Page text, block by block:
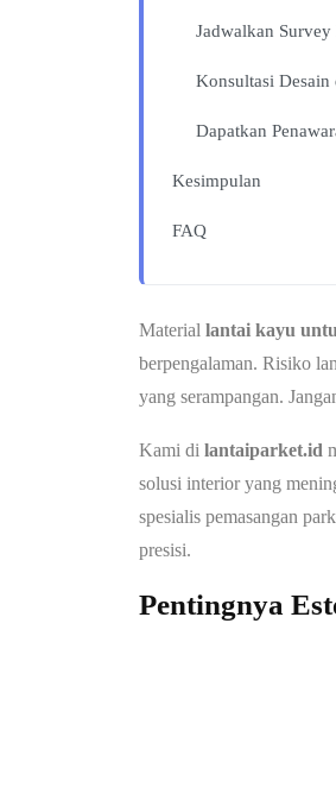
Jadwalkan
Konsultasi Desain
Dapatkan
Kesimpulan
FAQ
Material lantai kayu
berpengalaman. Risiko
yang serampangan.
Kami di lantaiparket.id
solusi interior yang
spesialis pemasangan
presisi.
Pentingnya